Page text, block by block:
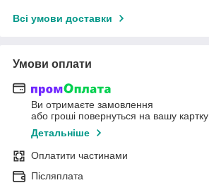
Всі умови доставки
Умови оплати
Ви отримаєте замовлення
або гроші повернуться на вашу картку
Детальніше
Оплатити частинами
Післяплата